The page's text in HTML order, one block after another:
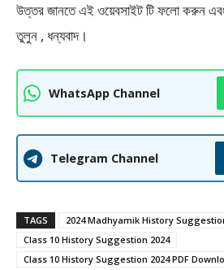
উত্তর জানতে এই ওয়েবসাইট টি ফলাে করুন
তুলুন , ধন্যবাদ।
WhatsApp Channel
Telegram Channel
TAGS
2024 Madhyamik History
Class 10 History Suggestion 2024
Class 10 History Suggestion 2024 PDF